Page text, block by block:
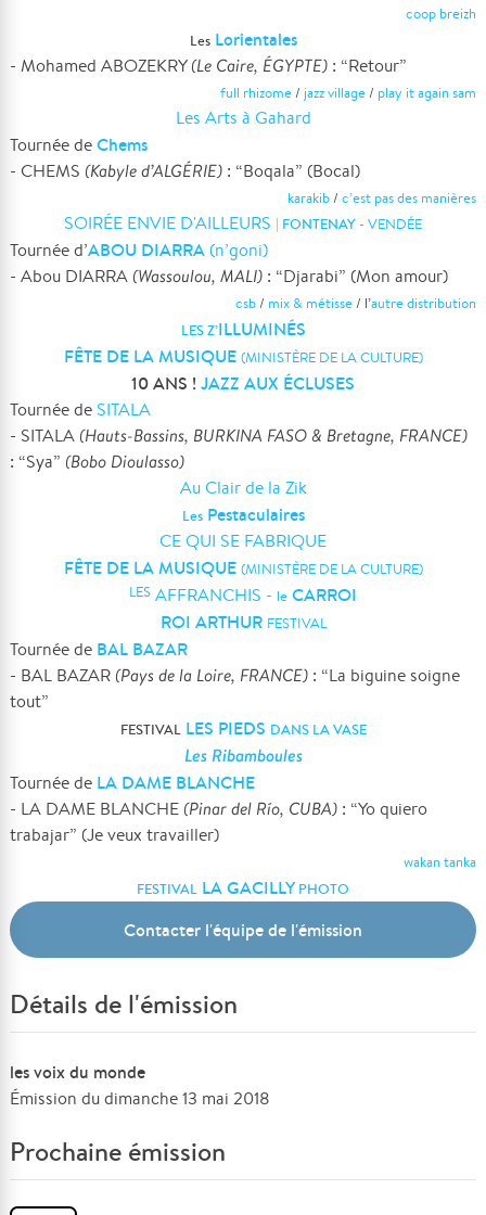
coop breizh
Les Lorientales
- Mohamed ABOZEKRY(Le Caire, ÉGYPTE) : “Retour”
full rhizome/ jazz village/ play it again sam
Les Arts à Gahard
Tournée deChems
- CHEMS (Kabyle d’ALGÉRIE) : “Boqala” (Bocal)
karakib/ c’est pas des manières
SOIRÉE ENVIE D'AILLEURS | FONTENAY - VENDÉE
Tournée d’ABOU DIARRA(n’goni)
- Abou DIARRA (Wassoulou, MALI) : “Djarabi” (Mon amour)
csb/ mix & métisse/ l’autre distribution
LES Z’ILLUMINÉS
FÊTE DE LA MUSIQUE (MINISTÈRE DE LA CULTURE)
10 ANS ! JAZZ AUX ÉCLUSES
Tournée de SITALA
- SITALA (Hauts-Bassins, BURKINA FASO & Bretagne, FRANCE)
: “Sya” (Bobo Dioulasso)
Au Clair de la Zik
LesPestaculaires
CE QUI SE FABRIQUE
FÊTE DE LA MUSIQUE (MINISTÈRE DE LA CULTURE)
LES AFFRANCHIS - le CARROI
ROI ARTHUR FESTIVAL
Tournée de BAL BAZAR
- BAL BAZAR (Pays de la Loire, FRANCE) : “La biguine soigne
tout”
FESTIVAL LES PIEDS DANS LA VASE
Les Ribamboules
Tournée de LA DAME BLANCHE
- LA DAME BLANCHE (Pinar del Río, CUBA) : “Yo quiero
trabajar” (Je veux travailler)
wakan tanka
FESTIVAL LA GACILLYPHOTO
Contacter l'équipe de l'émission
Détails de l'émission
les voix du monde
Émission du dimanche 13 mai 2018
Prochaine émission